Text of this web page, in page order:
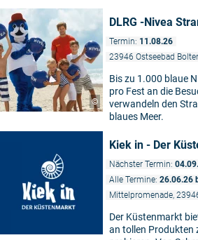
©
DLRG -Nivea
Termin: 11.08.26
23946 Ostseebad
Bis zu 1.000 blaue
pro Fest an die
verwandeln den
blaues Meer.
Kiek in - Der
Nächster Termin:
Alle Termine: 26.06.26
Mittelpromenade,
Der Küstenmarkt
an tollen Produkten